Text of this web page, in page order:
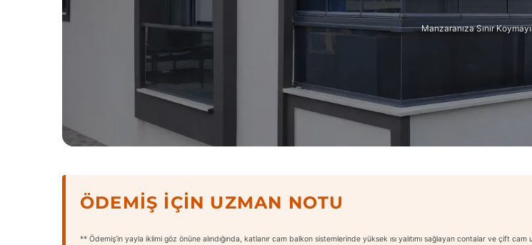
Manzaranıza Sınır
ÖDEMIŞ İÇIN UZMAN NOTU
** Ödemiş’in yayla iklimi göz önüne alındığında, katlanır cam balkon sistemlerinde yüksek ısı yalıtımı sağlayan contalar ve çift